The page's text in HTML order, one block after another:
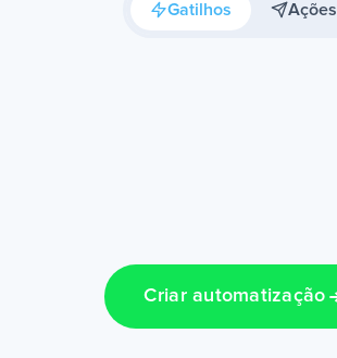
Gatilhos Ações
Criar automatização